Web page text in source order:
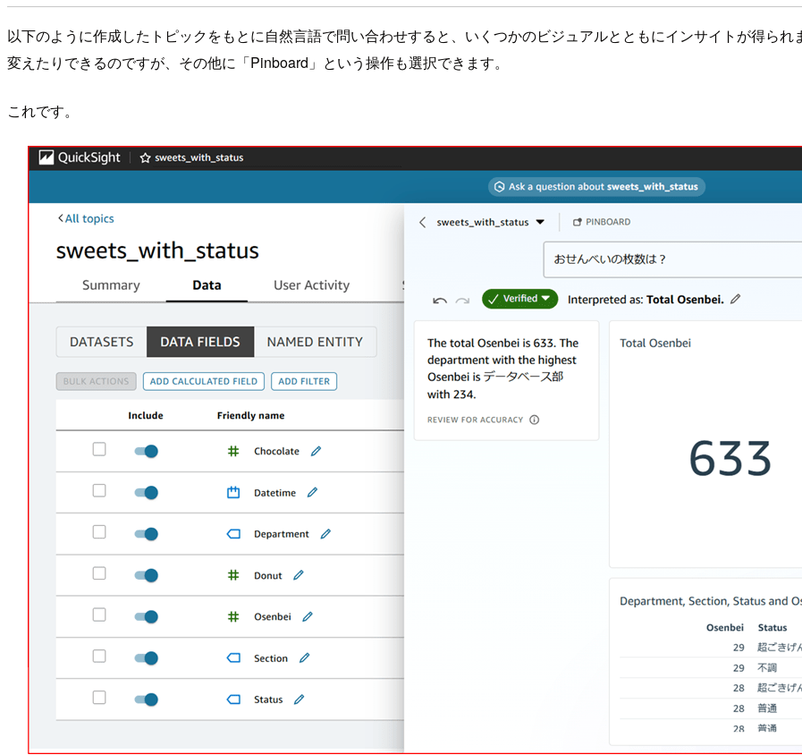
以下のように作成したトピックをもとに自然言語で問い合わせすると、いくつかのビジュアルとともにインサイトが得ら
変えたりできるのですが、その他に「Pinboard」という操作も選択できます。
これです。